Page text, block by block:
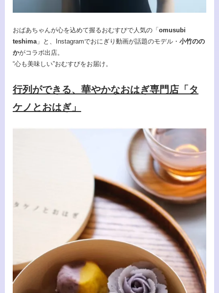
おばあちゃんが心を込めて握るおむすびで人気の「omusubi
teshima 」と、Instagramでおにぎり動画が話題のモデル・ 小竹のの
かがコラボ出店。
“心も美味しい”おむすびをお届け。
行列ができる、華やかなおはぎ専門店「タ
ケノとおはぎ」